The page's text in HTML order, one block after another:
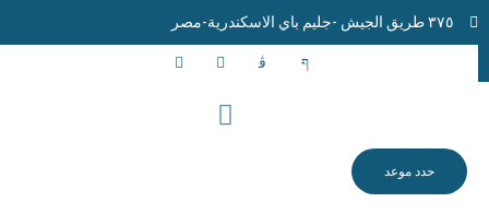
٣٧٥ طريق الجيش -جليم باي الاسكندرية-مصر
حدد موعد